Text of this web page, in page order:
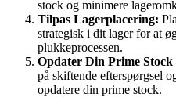
stock og minimere
Tilpas Lagerplacering:
strategisk i dit lager for at
plukkeprocessen.
Opdater Din Prime Stock
på skiftende efterspørgsel
opdatere din prime stock.